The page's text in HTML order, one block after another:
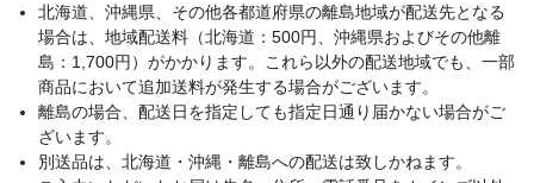
北海道、沖縄県、その他各都道府県の離島地域が配送先となる
場合は、地域配送料（北海道：500円、沖縄県およびその他離
島：1,700円）がかかります。これら以外の配送地域でも、一部
商品において追加送料が発生する場合がございます。
離島の場合、配送日を指定しても指定日通り届かない場合がご
ざいます。
別送品は、北海道・沖縄・離島への配送は致しかねます。